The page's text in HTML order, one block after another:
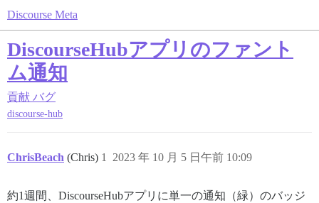
Discourse Meta
DiscourseHubアプリのファント
ム通知
貢献 バグ
discourse-hub
ChrisBeach (Chris) 2023 年 10 月 5 日午前 10:09
1
約1週間、DiscourseHubアプリに単一の通知（緑）のバッジ